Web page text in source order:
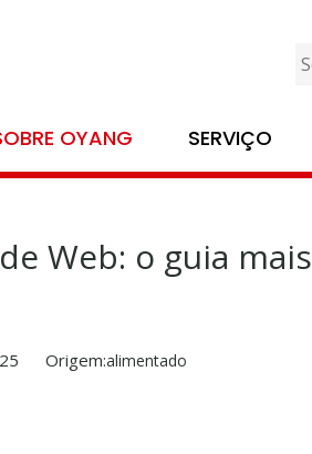
OYANG SERVIÇO
Web: o guia mais
25 Origem:alimentado